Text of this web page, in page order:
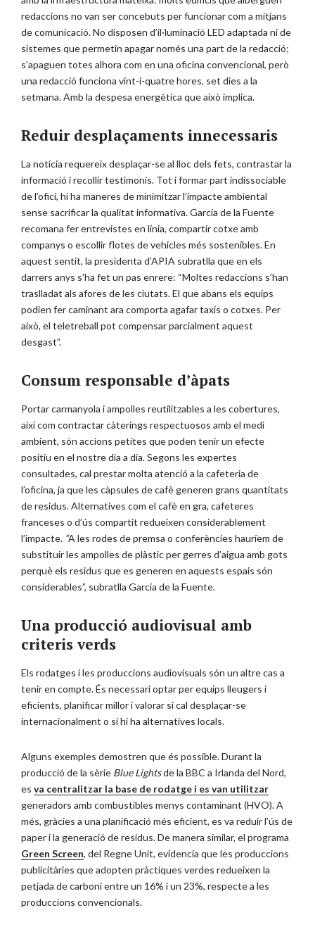
redaccions no van ser concebuts per funcionar com a mitjans
de comunicació. No disposen d’il·luminació LED adaptada ni de
sistemes que permetin apagar només una part de la redacció;
s’apaguen totes alhora com en una oficina convencional, però
una redacció funciona vint-i-quatre hores, set dies a la
setmana. Amb la despesa energètica que això implica.
Reduir desplaçaments innecessaris
La notícia requereix desplaçar-se al lloc dels fets, contrastar la
informació i recollir testimonis. Tot i formar part indissociable
de l’ofici, hi ha maneres de minimitzar l’impacte ambiental
sense sacrificar la qualitat informativa. García de la Fuente
recomana fer entrevistes en línia, compartir cotxe amb
companys o escollir flotes de vehicles més sostenibles. En
aquest sentit, la presidenta d’APIA subratlla que en els
darrers anys s’ha fet un pas enrere: “Moltes redaccions s’han
traslladat als afores de les ciutats. El que abans els equips
podien fer caminant ara comporta agafar taxis o cotxes. Per
això, el teletreball pot compensar parcialment aquest
desgast”.
Consum responsable d’àpats
Portar carmanyola i ampolles reutilitzables a les cobertures,
així com contractar càterings respectuosos amb el medi
ambient, són accions petites que poden tenir un efecte
positiu en el nostre dia a dia. Segons les expertes
consultades, cal prestar molta atenció a la cafeteria de
l’oficina, ja que les càpsules de cafè generen grans quantitats
de residus. Alternatives com el cafè en gra, cafeteres
franceses o d’ús compartit redueixen considerablement
l’impacte. “A les rodes de premsa o conferències hauríem de
substituir les ampolles de plàstic per gerres d’aigua amb gots
perquè els residus que es generen en aquests espais són
considerables”, subratlla García de la Fuente.
Una producció audiovisual amb
criteris verds
Els rodatges i les produccions audiovisuals són un altre cas a
tenir en compte. És necessari optar per equips lleugers i
eficients, planificar millor i valorar si cal desplaçar-se
internacionalment o si hi ha alternatives locals.
Alguns exemples demostren que és possible. Durant la
producció de la sèrie Blue Lightsde la BBC a Irlanda del Nord,
es va centralitzar la base de rodatge i es van utilitzar
generadors amb combustibles menys contaminant (HVO). A
més, gràcies a una planificació més eficient, es va reduir l’ús de
paper i la generació de residus. De manera similar, el programa
Green Screen, del Regne Unit, evidencia que les produccions
publicitàries que adopten pràctiques verdes redueixen la
petjada de carboni entre un 16% i un 23%, respecte a les
produccions convencionals.